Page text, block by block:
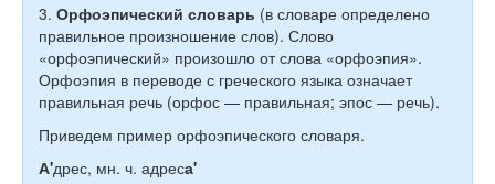
3. Орфоэпический словарь (в словаре определено
правильное произношение слов). Слово
«орфоэпический» произошло от слова «орфоэпия».
Орфоэпия в переводе с греческого языка означает
правильная речь (орфос — правильная; эпос — речь).
Приведем пример орфоэпического словаря.
А'дрес, мн. ч. адреса'